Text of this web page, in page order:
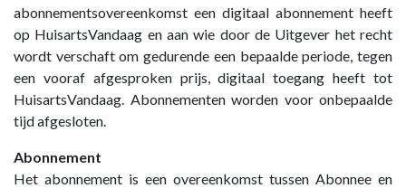
abonnementsovereenkomst een digitaal abonnement heeft
op HuisartsVandaag en aan wie door de Uitgever het recht
wordt verschaft om gedurende een bepaalde periode, tegen
een vooraf afgesproken prijs, digitaal toegang heeft tot
HuisartsVandaag. Abonnementen worden voor onbepaalde
tijd afgesloten.
Abonnement
Het abonnement is een overeenkomst tussen Abonnee en